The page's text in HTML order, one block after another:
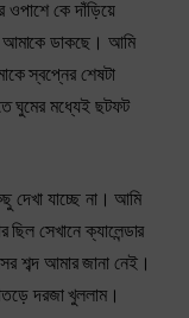
কে দাঁড়িয়ে
আমাকে ডাকছে। আমি
স্বপ্নের শেষটা
ঘুমের মধ্যেই ছটফট
দেখা যাচ্ছে না। আমি
সেখানে ক্যালেন্ডার
শব্দ আমার জানা নেই।
দরজা খুললাম।